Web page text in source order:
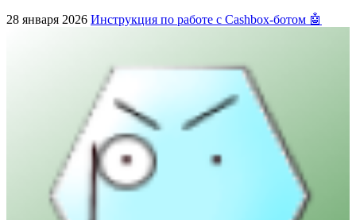
28 января 2026 Инструкция по работе с Cashbox-ботом 🤖